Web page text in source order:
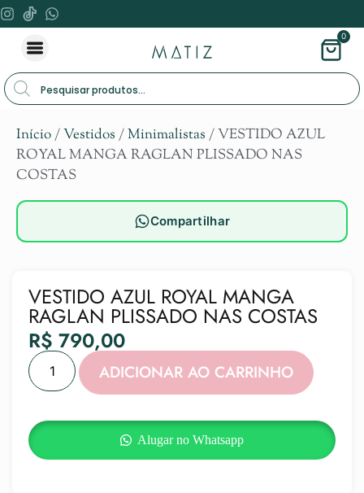
0
Início/Vestidos /Minimalistas / VESTIDO AZUL
ROYAL MANGA RAGLAN PLISSADO NAS
COSTAS
Compartilhar
VESTIDO AZUL ROYAL MANGA
RAGLAN PLISSADO NAS COSTAS
R$ 790,00
ADICIONAR AO CARRINHO
Alugar no Whatsapp